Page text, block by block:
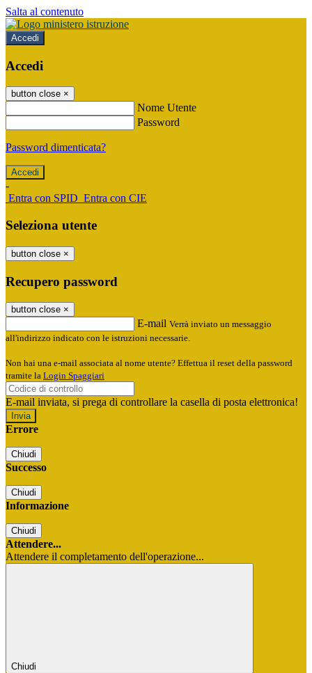
Salta al contenuto
Accedi
Accedi
button close ×
Nome Utente
Password
Password dimenticata?
-
Entra con SPID Entra con CIE
Seleziona utente
button close ×
Recupero password
button close ×
E-mail Verrà inviato un messaggio
all'indirizzo indicato con le istruzioni necessarie.
Non hai una e-mail associata al nome utente? Effettua il reset della password
tramite la Login Spaggiari
E-mail inviata, si prega di controllare la casella di posta elettronica!
Errore
Chiudi
Successo
Chiudi
Informazione
Chiudi
Attendere...
Attendere il completamento dell'operazione...
Chiudi